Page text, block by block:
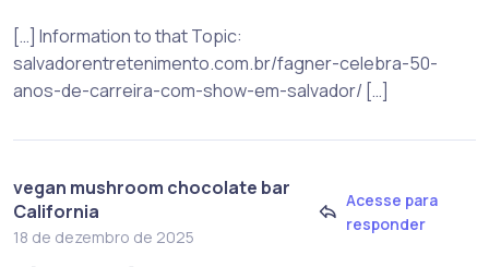
[…] Information to that Topic:
salvadorentretenimento.com.br/fagner-celebra-50-
anos-de-carreira-com-show-em-salvador/ […]
vegan mushroom chocolate bar
California
18 de dezembro de 2025
Acesse para
responder